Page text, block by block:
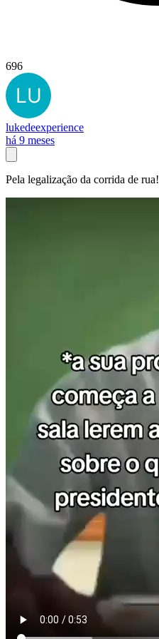
696
lukedeexperience
há 9 meses
Pela legalização da corrida de rua!